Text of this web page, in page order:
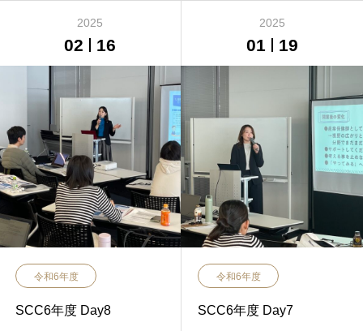
2025
02 16
令和6年度
SCC6年度 Day8
2025
01 19
令和6年度
SCC6年度 Day7